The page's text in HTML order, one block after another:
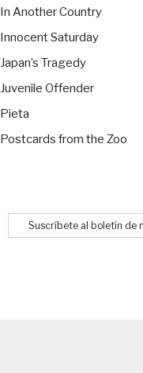
In Another Country
Innocent Saturday
Japan’s Tragedy
Juvenile Offender
Pieta
Postcards from the Zoo
Suscríbete al boletín de